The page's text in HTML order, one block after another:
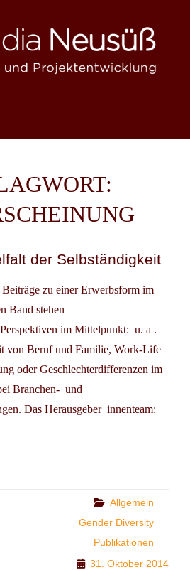
der Selbständigkeit
zu einer Erwerbsform im
Band stehen
im Mittelpunkt: u. a .
von Beruf und Familie, Work-Life
oder Geschlechterdifferenzen im
Branchen- und
Das Herausgeber_innenteam:
Categories
Allgemein
Gender Diversity
Publikationen
31. Oktober 2014